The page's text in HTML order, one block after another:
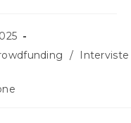
/
Interviste